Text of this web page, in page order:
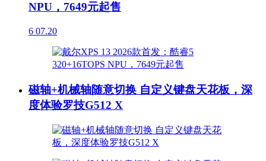
NPU，7649元起售
6 07.20
磁轴+机械轴随意切换 自定义键盘天花板，深
度体验罗技G512 X